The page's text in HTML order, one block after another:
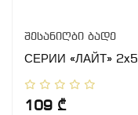
შესანიღბი ბადე
СЕРИИ «ЛАЙТ» 2x5
109 ₾